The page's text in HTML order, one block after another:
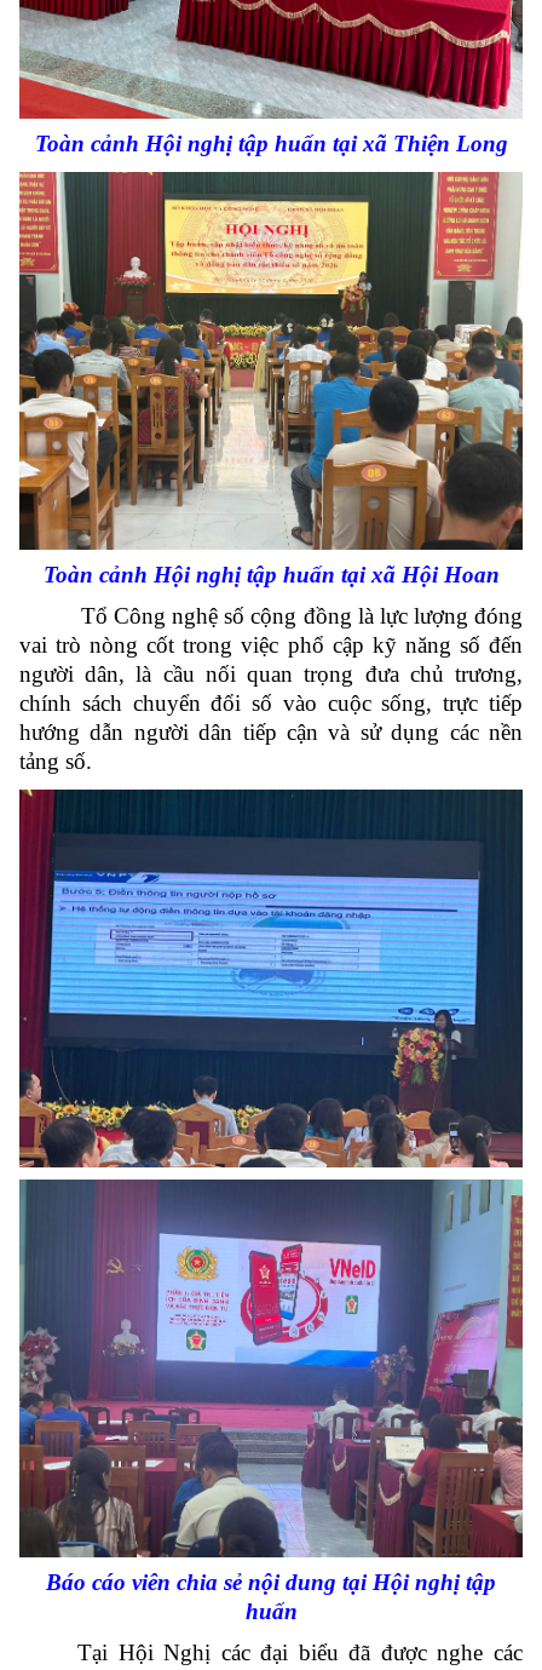
Toàn cảnh Hội nghị tập huấn tại xã Thiện Long
Toàn cảnh Hội nghị tập huấn tại xã Hội Hoan
Tổ Công nghệ số cộng đồng là lực lượng đóng
vai trò nòng cốt trong việc phổ cập kỹ năng số đến
người dân, là cầu nối quan trọng đưa chủ trương,
chính sách chuyển đổi số vào cuộc sống, trực tiếp
hướng dẫn người dân tiếp cận và sử dụng các nền
tảng số.
Báo cáo viên chia sẻ nội dung tại Hội nghị tập
huấn
Tại Hội Nghị các đại biểu đã được nghe các